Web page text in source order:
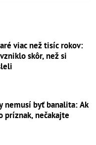
viac než tisíc rokov:
skôr, než si
nemusí byť banalita: Ak
príznak, nečakajte